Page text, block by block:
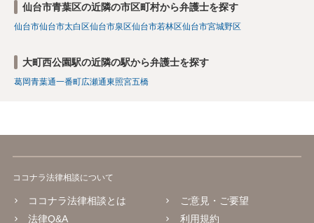
仙台市青葉区の近隣の市区町村から弁護士を探す
仙台市仙台市太白区仙台市泉区仙台市若林区仙台市宮城野区
大町西公園駅の近隣の駅から弁護士を探す
葛岡青葉通一番町広瀬通東照宮五橋
ココナラ法律相談について
ココナラ法律相談とは
法律Q&A
ご意見・ご要望
利用規約